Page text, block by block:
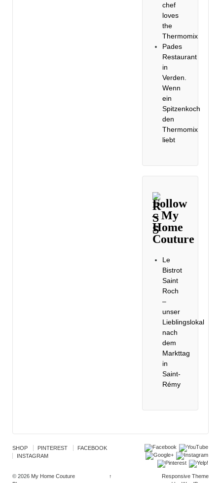
chef
loves
the
Thermomix
Pades
Restaurant
in
Verden.
Wenn
ein
Spitzenkoch
den
Thermomix
liebt
Follow
– My
Home
Couture
Le
Bistrot
Saint
Roch
–
unser
Lieblingslokal
nach
dem
Markttag
in
Saint-
Rémy
SHOP PINTEREST
FACEBOOK
INSTAGRAM
© 2026 My Home Couture
↑
Responsive Theme